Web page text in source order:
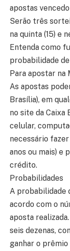
apostas
Serão três
na quinta (15) e
Entenda como
probabilidade
Para apostar na
As apostas
Brasília), em
no site da Caixa
celular,
necessário
anos ou mais) e
crédito.
Probabilidades
A probabilidade
acordo com o
aposta
seis dezenas,
ganhar o